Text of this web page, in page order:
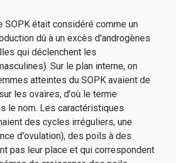
SOPK était considéré comme un
dû à un excès d'androgènes
qui déclenchent les
Sur le plan interne, on
atteintes du SOPK avaient de
les ovaires, d'où le terme
le nom. Les caractéristiques
des cycles irréguliers, une
d'ovulation), des poils à des
pas leur place et qui correspondent